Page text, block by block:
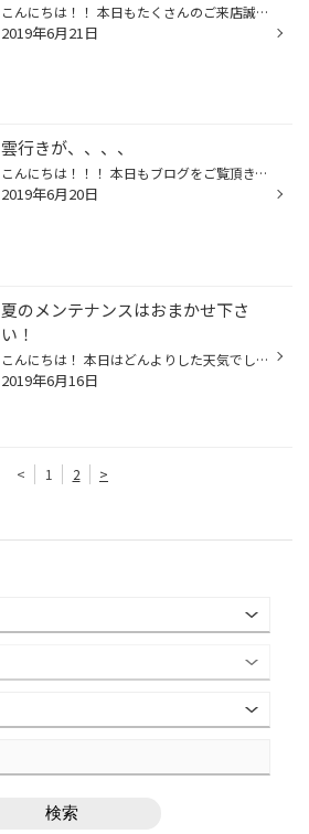
こんにちは！！ 本日もたくさんのご来店誠にありがとうございます。 本日の作業はタイヤ交換にオイル交換、オイル交換、、、、 たくさんの作業、ありがとうございました✫ タイヤ交換の時やオイル交換と一緒にメンテナンス点検をさせて頂き、 その点検時に交換が必要な場合報告させて頂いてます。 （...
2019年6月21日
雲行きが、、、、
こんにちは！！！ 本日もブログをご覧頂き、誠にありがとうございます。 今は晴れてますが、午後から雨が降るようです☂ 雷予報も出てるとか、、、☇ 週末は雨が続きそうですね～☂☁ さて、本日は22日から始まる決算セール について少しだけ情報を、、、、、 夏タイヤも冬タイヤもご購入をご検討の方は...
2019年6月20日
夏のメンテナンスはおまかせ下さ
い！
こんにちは！ 本日はどんよりした天気でしたね～ 。 。 。 。 そんな中、たくさんのお客様にご来店頂き誠にありがとうございます。 本日もメンテナンスでの入庫がたくさん。 無料点検のご来店も大歓迎！ エンジンオイル、オートマチックオイル、バッテリー、エアコンフィルター、 ワイパー、ランプ...
2019年6月16日
< 1 2 >